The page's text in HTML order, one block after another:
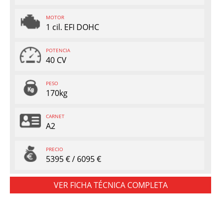
MOTOR
1 cil. EFI DOHC
POTENCIA
40 CV
PESO
170kg
CARNET
A2
PRECIO
5395 € / 6095 €
VER FICHA TÉCNICA COMPLETA